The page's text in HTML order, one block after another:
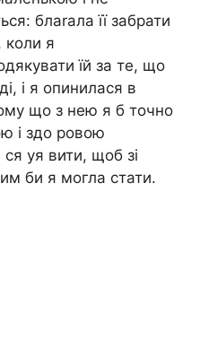
блаrала її забрати
я
їй за те, що
і я опинилася в
що з нею я б точно
і здо ровою
уя вити, щоб зі
би я могла стати.